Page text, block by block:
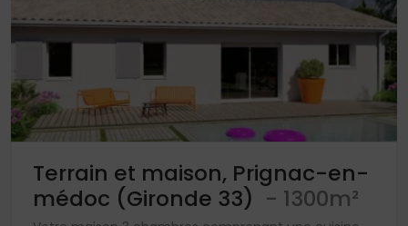
Terrain et maison, Prignac-en-
médoc (Gironde 33) - 1300m²